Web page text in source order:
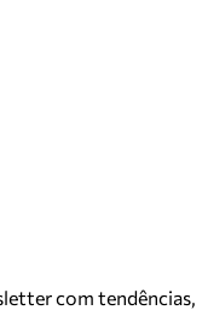
com tendências,